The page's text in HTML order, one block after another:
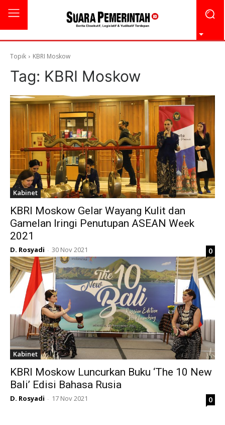
Topik KBRI Moskow
Tag: KBRI Moskow
Kabinet
KBRI Moskow Gelar Wayang Kulit dan
Gamelan Iringi Penutupan ASEAN Week
2021
D. Rosyadi - 30 Nov 2021 0
Kabinet
KBRI Moskow Luncurkan Buku ‘The 10 New
Bali’ Edisi Bahasa Rusia
D. Rosyadi - 17 Nov 2021 0